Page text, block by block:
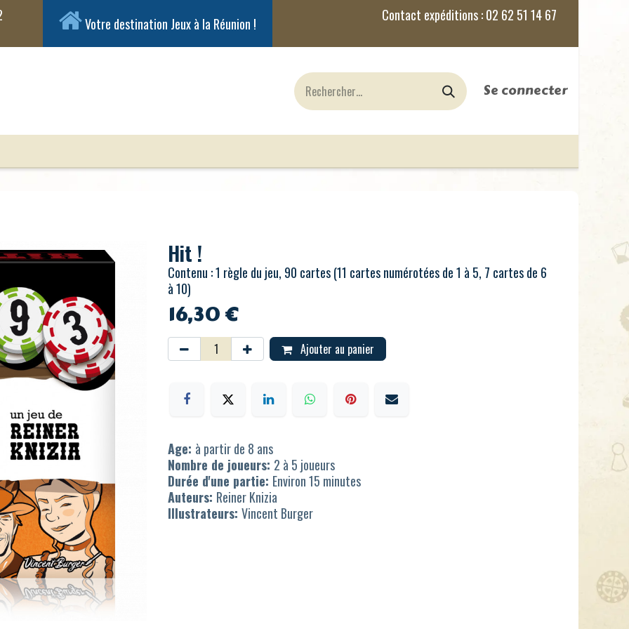
Votre destination Jeux à la Réunion !
Se connecter
Hit !
Contenu : 1 règle du jeu, 90 cartes (11 cartes numérotées de 1 à 5, 7 cartes de 6
à 10)
16,30€
Ajouter au panier
Age: à partir de 8 ans
Nombre de joueurs: 2 à 5 joueurs
Durée d'une partie: Environ 15 minutes
Auteurs: Reiner Knizia
Illustrateurs: Vincent Burger